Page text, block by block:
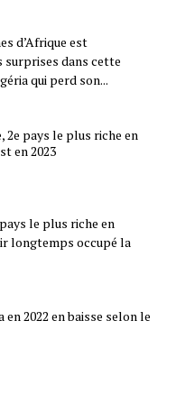
d’Afrique est
surprises dans cette
qui perd son...
2e pays le plus riche en
en 2023
le plus riche en
longtemps occupé la
en 2022 en baisse selon le